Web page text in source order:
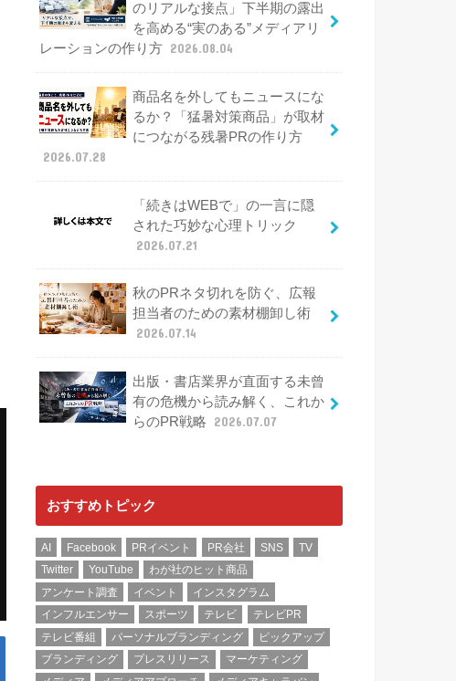
のリアルな接点」下半期の露出
を高める“実のある”メディアリ
レーションの作り方 2026.08.04
商品名を外してもニュースにな
るか？「猛暑対策商品」が取材
につながる残暑PRの作り方
2026.07.28
「続きはWEBで」の一言に隠
された巧妙な心理トリック
2026.07.21
秋のPRネタ切れを防ぐ、広報
担当者のための素材棚卸し術
2026.07.14
出版・書店業界が直面する未曾
有の危機から読み解く、これか
らのPR戦略
2026.07.07
おすすめトピック
AI Facebook PRイベント PR会社 SNS
TV
Twitter
YouTube
わが社のヒット商品
アンケート調査
イベント
インスタグラム
インフルエンサー
スポーツ テレビ
テレビPR
テレビ番組
パーソナルブランディング
ピックアップ
ブランディング
プレスリリース
マーケティング